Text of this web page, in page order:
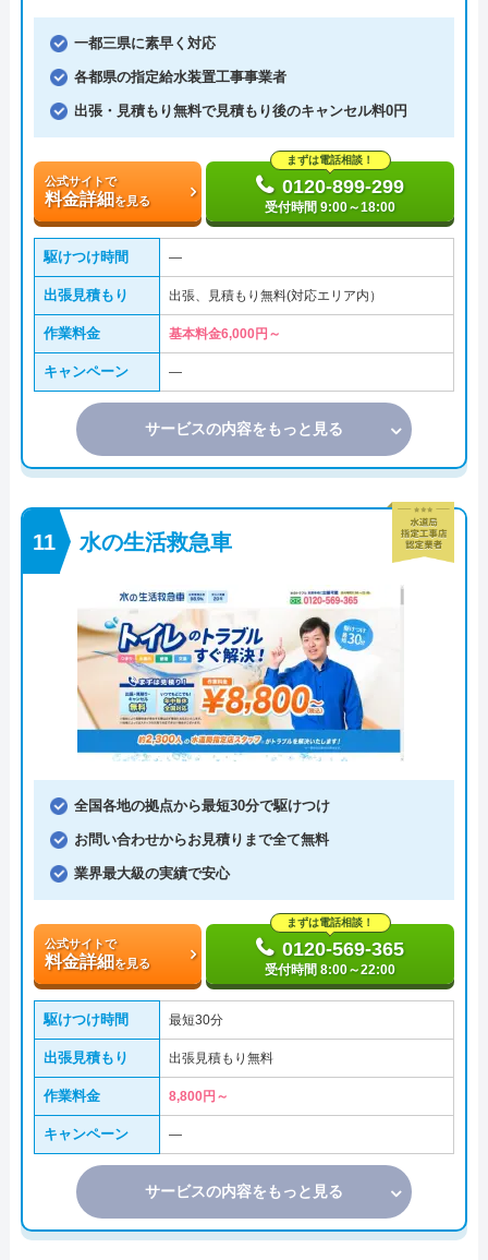
一都三県に素早く対応
各都県の指定給水装置工事事業者
出張・見積もり無料で見積もり後のキャンセル料0円
公式サイトで
料金詳細を見る
まずは電話相談！
0120-899-299
受付時間 9:00～18:00
駆けつけ時間 ―
出張見積もり 出張、見積もり無料(対応エリア内）
作業料金 基本料金6,000円～
キャンペーン ―
サービスの内容をもっと見る
水の生活救急車
全国各地の拠点から最短30分で駆けつけ
お問い合わせからお見積りまで全て無料
業界最大級の実績で安心
公式サイトで
料金詳細を見る
まずは電話相談！
0120-569-365
受付時間 8:00～22:00
駆けつけ時間 最短30分
出張見積もり 出張見積もり無料
作業料金 8,800円～
キャンペーン ―
サービスの内容をもっと見る